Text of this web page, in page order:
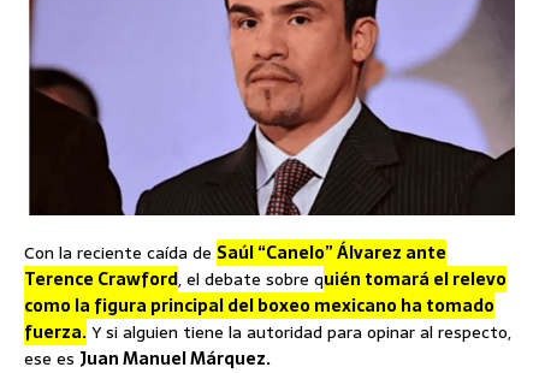
Con la reciente caída de Saúl “Canelo” Álvarez ante
Terence Crawford, el debate sobre quién tomará el relevo
como la figura principal del boxeo mexicano ha tomado
fuerza.Y si alguien tiene la autoridad para opinar al respecto,
ese es Juan Manuel Márquez.